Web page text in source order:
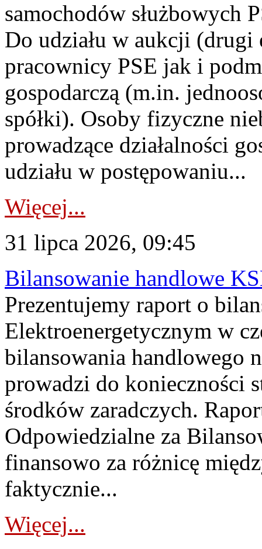
samochodów służbowych
Do udziału w aukcji (drugi
pracownicy PSE jak i
gospodarczą (m.in.
spółki). Osoby fizyczne
prowadzące działalności
udziału w postępowaniu...
Więcej...
31 lipca 2026, 09:45
Bilansowanie handlowe
Prezentujemy raport o
Elektroenergetycznym w
bilansowania handlowego
prowadzi do konieczności
środków zaradczych.
Odpowiedzialne za
finansowo za różnicę
faktycznie...
Więcej...